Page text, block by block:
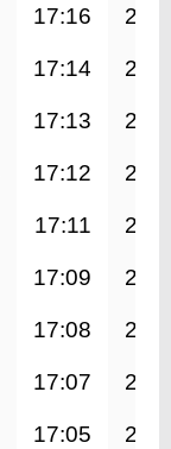
17:16
17:14
17:13
17:12
17:11
17:09
17:08
17:07
17:05